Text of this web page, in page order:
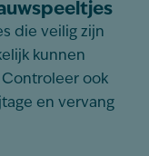
die veilig zijn
kunnen
ook
en vervang